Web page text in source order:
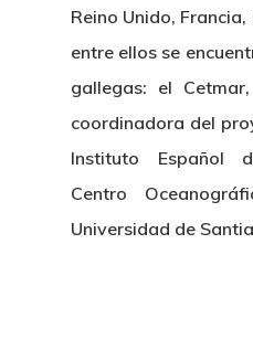
Reino Unido,
entre ellos se
gallegas: el
coordinadora del
Instituto Español
Centro
Universidad de